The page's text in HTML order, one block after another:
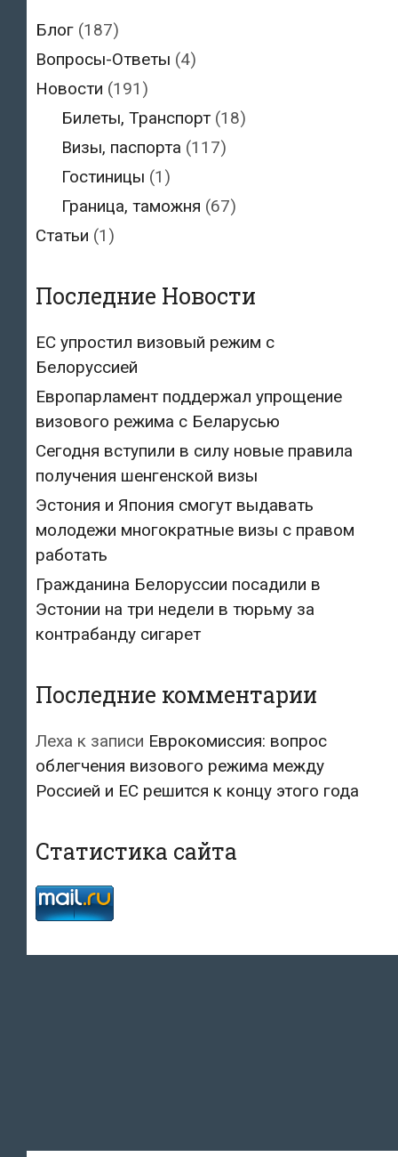
Блог (187)
Вопросы-Ответы (4)
Новости (191)
Билеты, Транспорт(18)
Визы, паспорта (117)
Гостиницы (1)
Граница, таможня (67)
Статьи (1)
Последние Новости
ЕС упростил визовый режим с
Белоруссией
Европарламент поддержал упрощение
визового режима с Беларусью
Сегодня вступили в силу новые правила
получения шенгенской визы
Эстония и Япония смогут выдавать
молодежи многократные визы с правом
работать
Гражданина Белоруссии посадили в
Эстонии на три недели в тюрьму за
контрабанду сигарет
Последние комментарии
Леха к записи Еврокомиссия: вопрос
облегчения визового режима между
Россией и ЕС решится к концу этого года
Статистика сайта